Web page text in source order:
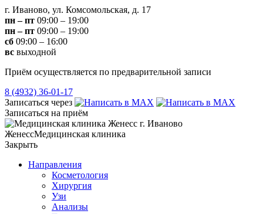
г. Иваново, ул. Комсомольская, д. 17
пн – пт 09:00 – 19:00
пн – пт 09:00 – 19:00
сб 09:00 – 16:00
вс выходной
Приём осуществляется по предварительной записи
8 (4932) 36-01-17
Записаться через
Записаться на приём
ЖенессМедицинская клиника
Закрыть
Направления
Косметология
Хирургия
Узи
Анализы